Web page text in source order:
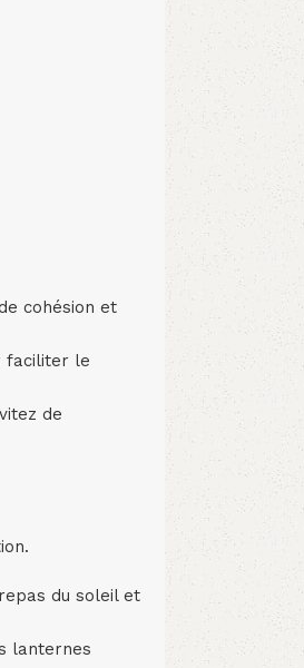
cohésion et
faciliter le
de
du soleil et
lanternes